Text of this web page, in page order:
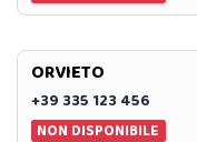
ORVIETO
+39 335 123 456
NON DISPONIBILE